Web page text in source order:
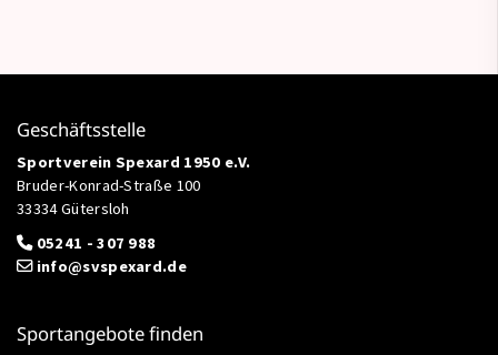
Geschäftsstelle
Sportverein Spexard 1950 e.V.
Bruder-Konrad-Straße 100
33334 Gütersloh
05241 - 307 988
info@svspexard.de
Sportangebote finden